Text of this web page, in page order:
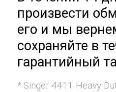
произвести
его и мы
сохраняйте в
гарантийный
* Singer 4411 Heavy